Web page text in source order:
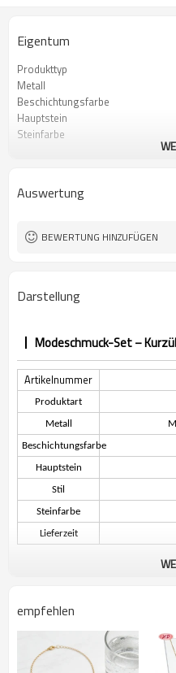
Eigentum
Produkttyp
Metall
Beschichtungsfarbe
Hauptstein
Steinfarbe
Auswertung
BEWERTUNG HINZUFÜGEN
Darstellung
Modeschmuck-Set –
Artikelnummer
Produktart
Metall
Beschichtungsfarbe
Hauptstein
Stil
Steinfarbe
Lieferzeit
Beschreibung des
empfehlen